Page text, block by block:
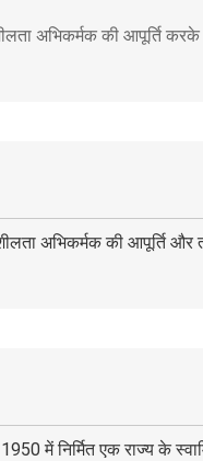
अभिकर्मक की आपूर्ति
अभिकर्मक की आपूर्ति
में निर्मित एक राज्य के